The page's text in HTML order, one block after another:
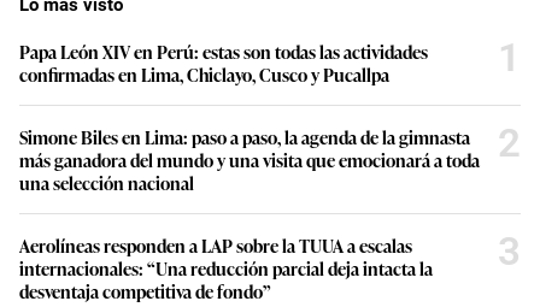
Papa León XIV en Perú: estas son todas las actividades
confirmadas en Lima, Chiclayo, Cusco y Pucallpa
1
Simone Biles en Lima: paso a paso, la agenda de la gimnasta
más ganadora del mundo y una visita que emocionará a toda
una selección nacional
2
Aerolíneas responden a LAP sobre la TUUA a escalas
internacionales: “Una reducción parcial deja intacta la
desventaja competitiva de fondo”
3